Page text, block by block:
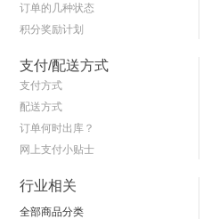
订单的几种状态
积分奖励计划
支付/配送方式
支付方式
配送方式
订单何时出库？
网上支付小贴士
行业相关
全部商品分类